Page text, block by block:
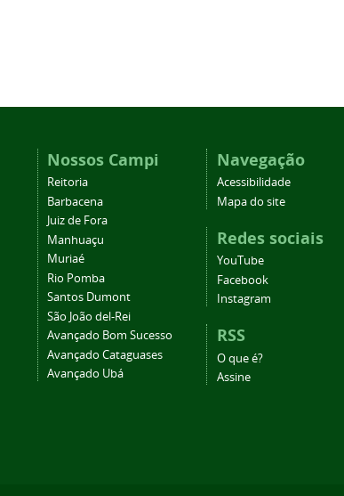
Nossos Campi
Reitoria
Barbacena
Juiz de Fora
Manhuaçu
Muriaé
Rio Pomba
Santos Dumont
São João del-Rei
Avançado Bom Sucesso
Avançado Cataguases
Avançado Ubá
Navegação
Acessibilidade
Mapa do site
Redes sociais
YouTube
Facebook
Instagram
RSS
O que é?
Assine